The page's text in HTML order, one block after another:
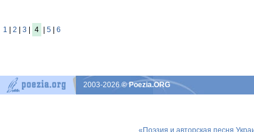
1 2 3 4 5 6
2003-2026© Poezia.ORG
«Поэзия и авторская песня